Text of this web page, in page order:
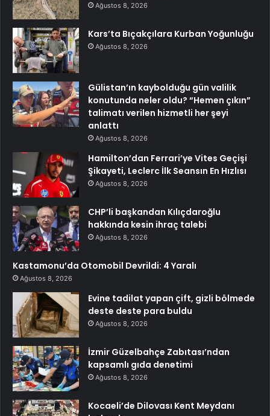
Ağustos 8, 2026
Kars’ta Bıçakçılara Kurban Yoğunluğu
Ağustos 8, 2026
Gülistan’ın kaybolduğu gün valilik
konutunda neler oldu? “Hemen çıkın”
talimatı verilen hizmetli her şeyi
anlattı
Ağustos 8, 2026
Hamilton’dan Ferrari’ye Vites Geçişi
Şikayeti, Leclerc İlk Seansın En Hızlısı
Ağustos 8, 2026
CHP’li başkandan Kılıçdaroğlu
hakkında kesin ihraç talebi
Ağustos 8, 2026
Kastamonu’da Otomobil Devrildi: 4 Yaralı
Ağustos 8, 2026
Evine tadilat yapan çift, gizli bölmede
deste deste para buldu
Ağustos 8, 2026
İzmir Güzelbahçe Zabıtası’ndan
kapsamlı gıda denetimi
Ağustos 8, 2026
Kocaeli’de Dilovası Kent Meydanı